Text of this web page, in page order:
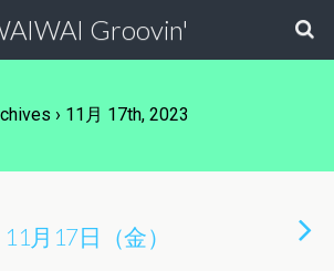
Groovin'
› 11月 17th, 2023
月17日（金）